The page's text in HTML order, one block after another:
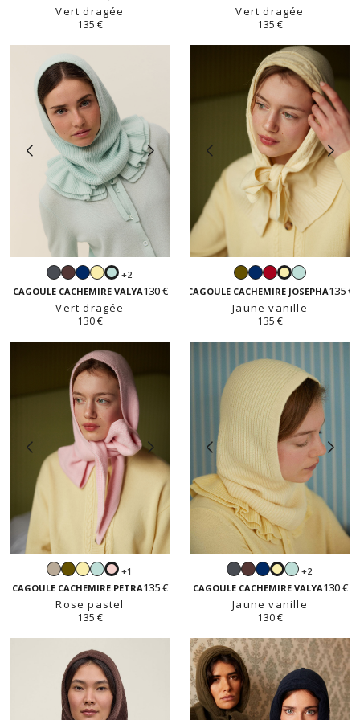
Vert dragée
135 €
Vert dragée
135 €
Gris
anthracite
Moka
NavyJaune
vanille
Vert
dragée
+2
CAGOULE CACHEMIRE VALYA130 €
Vert dragée
130 €
KakiNavyRouge
Jaune
vanilledragée
CAGOULE CACHEMIRE JOSEPHA135 €
Jaune vanille
135 €
Beige
sable
KakiJaune
vanille
Vert
dragée
Rose
pastel
+1
CAGOULE CACHEMIRE PETRA135 €
Rose pastel
135 €
Gris
anthracite
Moka
NavyJaune
vanille
Vert
dragée
+2
CAGOULE CACHEMIRE VALYA130 €
Jaune vanille
130 €